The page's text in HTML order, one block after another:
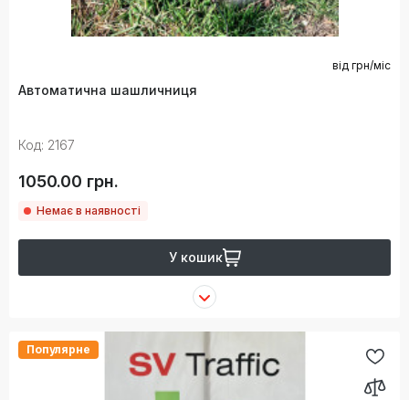
від грн/міс
Автоматична шашличниця
Код: 2167
1050.00 грн.
Немає в наявності
У кошик
Популярне